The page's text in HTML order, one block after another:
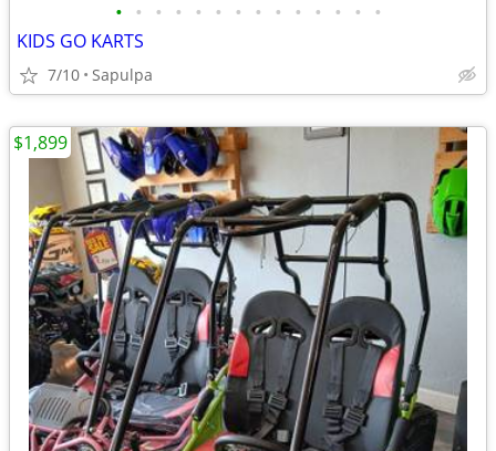
• • • • • • • • • • • • • •
KIDS GO KARTS
7/10 Sapulpa
$1,899